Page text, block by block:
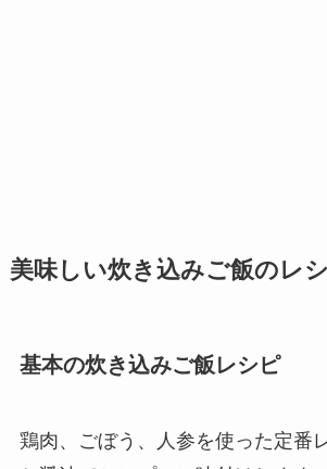
美味しい炊き込みご飯のレ
基本の炊き込みご飯レシピ
鶏肉、ごぼう、人参を使った定番